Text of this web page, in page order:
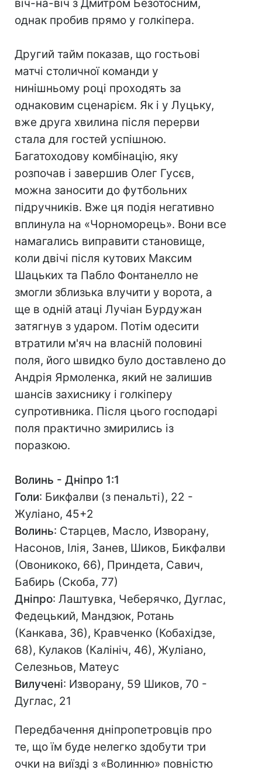
віч-на-віч з Дмитром Безотосним,
однак пробив прямо у голкіпера.
Другий тайм показав, що гостьові
матчі столичної команди у
нинішньому році проходять за
однаковим сценарієм. Як і у Луцьку,
вже друга хвилина після перерви
стала для гостей успішною.
Багатоходову комбінацію, яку
розпочав і завершив Олег Гусєв,
можна заносити до футбольних
підручників. Вже ця подія негативно
вплинула на «Чорноморець». Вони все
намагались виправити становище,
коли двічі після кутових Максим
Шацьких та Пабло Фонтанелло не
змогли зблизька влучити у ворота, а
ще в одній атаці Лучіан Бурдужан
затягнув з ударом. Потім одесити
втратили м'яч на власній половині
поля, його швидко було доставлено до
Андрія Ярмоленка, який не залишив
шансів захиснику і голкіперу
супротивника. Після цього господарі
поля практично змирились із
поразкою.
Волинь - Дніпро 1:1
Голи: Бикфалви (з пенальті), 22 -
Жуліано, 45+2
Волинь: Старцев, Масло, Изворану,
Насонов, Ілія, Занев, Шиков, Бикфалви
(Овоникоко, 66), Приндета, Савич,
Бабирь (Скоба, 77)
Дніпро: Лаштувка, Чеберячко, Дуглас,
Федецький, Мандзюк, Ротань
(Канкава, 36), Кравченко (Кобахідзе,
68), Кулаков (Калініч, 46), Жуліано,
Селезньов, Матеус
Вилучені: Изворану, 59 Шиков, 70 -
Дуглас, 21
Передбачення дніпропетровців про
те, що їм буде нелегко здобути три
очки на виїзді з «Волинню» повністю